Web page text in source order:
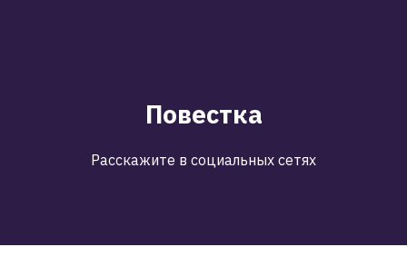
Повестка
Расскажите в социальных сетях